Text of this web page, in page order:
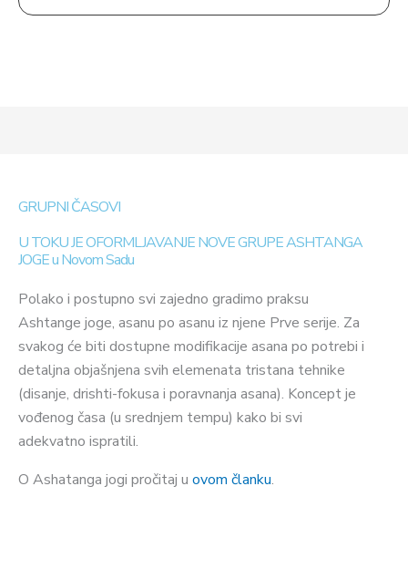
GRUPNI ČASOVI
U TOKU JE OFORMLJAVANJE NOVE GRUPE ASHTANGA
JOGE u Novom Sadu
Polako i postupno svi zajedno gradimo praksu
Ashtange joge, asanu po asanu iz njene Prve serije. Za
svakog će biti dostupne modifikacije asana po potrebi i
detaljna objašnjena svih elemenata tristana tehnike
(disanje, drishti-fokusa i poravnanja asana). Koncept je
vođenog časa (u srednjem tempu) kako bi svi
adekvatno ispratili.
O Ashatanga jogi pročitaj u ovom članku.